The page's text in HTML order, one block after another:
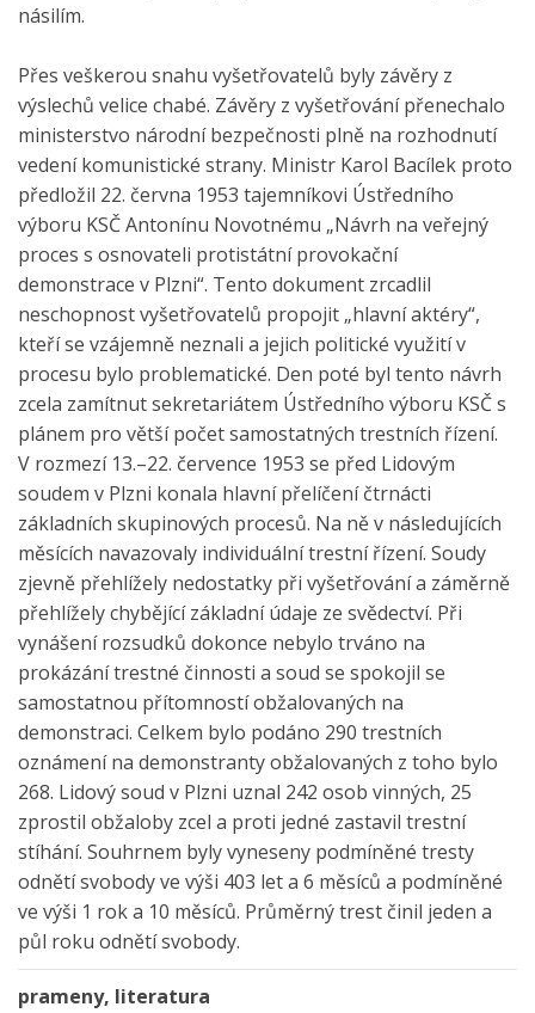
násilím.
Přes veškerou snahu vyšetřovatelů byly závěry z
výslechů velice chabé. Závěry z vyšetřování přenechalo
ministerstvo národní bezpečnosti plně na rozhodnutí
vedení komunistické strany. Ministr Karol Bacílek proto
předložil 22. června 1953 tajemníkovi Ústředního
výboru KSČ Antonínu Novotnému „Návrh na veřejný
proces s osnovateli protistátní provokační
demonstrace v Plzni“. Tento dokument zrcadlil
neschopnost vyšetřovatelů propojit „hlavní aktéry“,
kteří se vzájemně neznali a jejich politické využití v
procesu bylo problematické. Den poté byl tento návrh
zcela zamítnut sekretariátem Ústředního výboru KSČ s
plánem pro větší počet samostatných trestních řízení.
V rozmezí 13.–22. července 1953 se před Lidovým
soudem v Plzni konala hlavní přelíčení čtrnácti
základních skupinových procesů. Na ně v následujících
měsících navazovaly individuální trestní řízení. Soudy
zjevně přehlížely nedostatky při vyšetřování a záměrně
přehlížely chybějící základní údaje ze svědectví. Při
vynášení rozsudků dokonce nebylo trváno na
prokázání trestné činnosti a soud se spokojil se
samostatnou přítomností obžalovaných na
demonstraci. Celkem bylo podáno 290 trestních
oznámení na demonstranty obžalovaných z toho bylo
268. Lidový soud v Plzni uznal 242 osob vinných, 25
zprostil obžaloby zcel a proti jedné zastavil trestní
stíhání. Souhrnem byly vyneseny podmíněné tresty
odnětí svobody ve výši 403 let a 6 měsíců a podmíněné
ve výši 1 rok a 10 měsíců. Průměrný trest činil jeden a
půl roku odnětí svobody.
prameny, literatura